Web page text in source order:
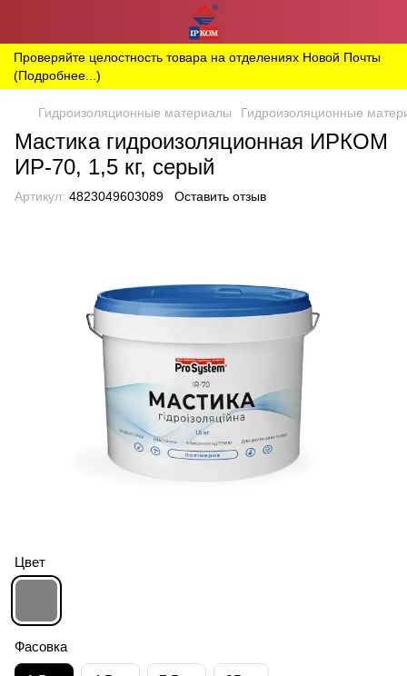
Проверяйте целостность товара на отделениях Новой Почты
(Подробнее...)
Гидроизоляционные материалы Гидроизоляционные
Мастика гидроизоляционная ИРКОМ
ИР-70, 1,5 кг, серый
Артикул: 4823049603089 Оставить отзыв
Цвет
Фасовка